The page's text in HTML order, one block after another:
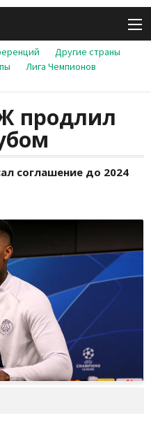
Другие страны
Лига Чемпионов
продлил
соглашение до 2024